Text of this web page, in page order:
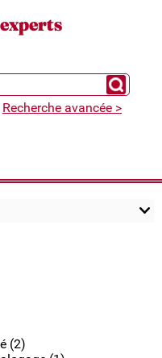
Chercher
Recherche avancée >
(2)